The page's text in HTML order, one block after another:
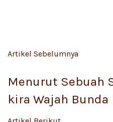
Artikel Sebelumnya
Menurut Sebuah
kira Wajah Bunda